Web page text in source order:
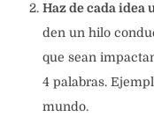
Haz de cada idea
den un hilo
que sean
4 palabras.
mundo.